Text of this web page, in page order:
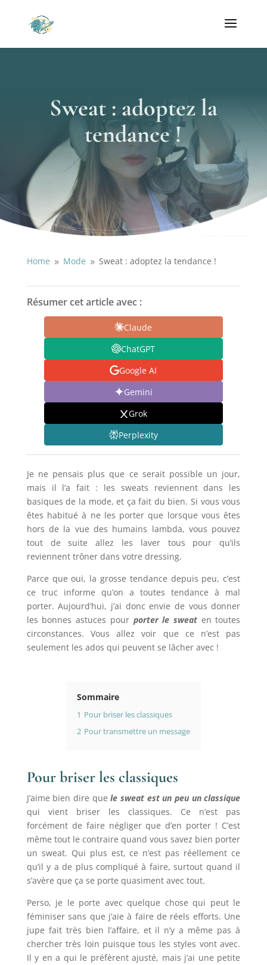
Sweat : adoptez la
tendance !
Home 9 Mode 9 Sweat : adoptez la tendance !
Résumer cet article avec :
Claude
ChatGPT
Google AI
Gemini
Grok
Perplexity
Je ne pensais plus que ce serait possible un jour,
mais il l’a fait : les sweats reviennent dans les
basiques de la mode, et ça fait du bien. Si vous vous
êtes habitué à ne les porter que lorsque vous êtes
hors de la vue des humains lambda, vous pouvez
tout de suite allez les laver tous pour qu’ils
reviennent trôner dans votre dressing.
Parce que oui, la grosse tendance depuis peu, c’est
ce truc informe qu’on a toutes tendance à mal
porter. Aujourd’hui, j’ai donc envie de vous donner
les bonnes astuces pour porter le sweat en toutes
circonstances. Vous allez voir que ce n’est pas
seulement les ados qui peuvent se lâcher avec !
Sommaire
1 Pour briser les classiques
2 Pour transmettre un message
Pour briser les classiques
J’aime bien dire quele sweat est un peu un classique
qui vient briser les classiques. Ce n’est pas
forcément de faire négliger que d’en porter ! C’est
même tout le contraire quand vous savez bien porter
un sweat. Qui plus est, ce n’est pas réellement ce
qu’il y a de plus compliqué à faire, surtout quand il
s’avère que ça se porte quasiment avec tout.
Perso, je le porte avec quelque chose qui peut le
féminiser sans que j’aie à faire de réels efforts. Une
jupe fait très bien l’affaire, et il n’y a même pas à
chercher très loin puisque tous les styles vont avec.
Il y en a qui le préfèrent ajusté, mais j’ai une petite